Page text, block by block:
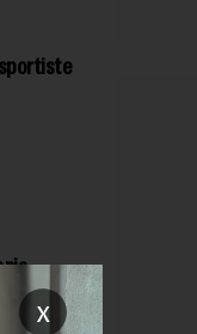
koji je
x